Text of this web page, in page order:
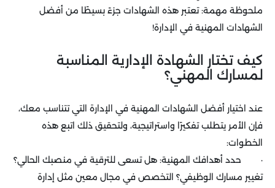
ملحوظة مهمة: تعتبر هذه الشهادات جزءً بسيطًا من أفضل
الشهادات المهنية في الإدارة!
كيف تختار الشهادة الإدارية المناسبة
لمسارك المهني؟
عند اختيار أفضل الشهادات المهنية في الإدارة التي تتناسب معك،
فإن الأمر يتطلب تفكيرًا واستراتيجية، ولتحقيق ذلك اتبع هذه
الخطوات:
· حدد أهدافك المهنية: هل تسعى للترقية في منصبك الحالي؟
تغيير مسارك الوظيفي؟ التخصص في مجال معين مثل إدارة